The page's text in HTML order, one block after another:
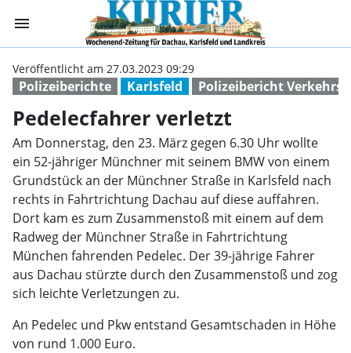
menu Pedelecfahrer
Polizeiberichte Karlsfeld Polizeibericht
Veröffentlicht am 27.03.2023 09:29
Pedelecfahrer verletzt
Am Donnerstag, den 23. März gegen 6.30 Uhr wollte
ein 52-jähriger Münchner mit seinem BMW von einem
Grundstück an der Münchner Straße in Karlsfeld nach
rechts in Fahrtrichtung Dachau auf diese auffahren.
Dort kam es zum Zusammenstoß mit einem auf dem
Radweg der Münchner Straße in Fahrtrichtung
München fahrenden Pedelec. Der 39-jährige Fahrer
aus Dachau stürzte durch den Zusammenstoß und zog
sich leichte Verletzungen zu.
An Pedelec und Pkw entstand Gesamtschaden in Höhe
von rund 1.000 Euro.